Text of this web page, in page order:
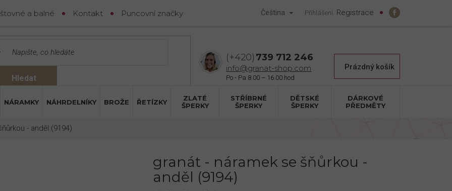
a balné Kontakt Puncovní značky Čeština Přihlášení Registrace
Hledat
739 712 246
info@granat-shop.com Nákupní
Prázdný košík
NÁRAMKY NÁHRDELNÍKY BROŽE ŘETÍZKY
ZLATÉ
ŠPERKY
STŘÍBRNÉ
ŠPERKY
DĚTSKÉ
ŠPERKY
DÁRKOVÉ
PŘEDMĚTY
- anděl (9194)
granát - náramek se šňůrkou -
anděl (9194)